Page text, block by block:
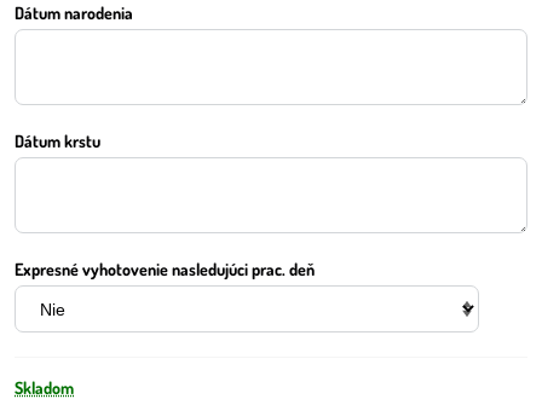
Dátum narodenia
Dátum krstu
Expresné vyhotovenie nasledujúci prac. deň
Skladom